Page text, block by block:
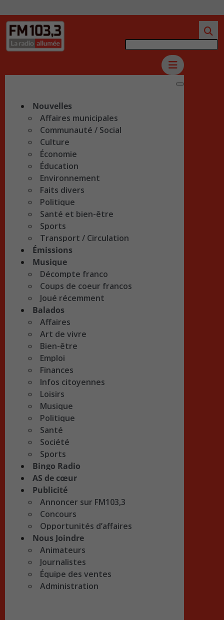
Nouvelles
Affaires municipales
Communauté / Social
Culture
Économie
Éducation
Environnement
Faits divers
Politique
Santé et bien-être
Sports
Transport / Circulation
Émissions
Musique
Décompte franco
Coups de coeur francos
Joué récemment
Balados
Affaires
Art de vivre
Bien-être
Emploi
Finances
Infos citoyennes
Loisirs
Musique
Politique
Santé
Société
Sports
Bingo Radio
AS de cœur
Publicité
Annoncer sur FM103,3
Concours
Opportunités d’affaires
Nous Joindre
Animateurs
Journalistes
Équipe des ventes
Administration